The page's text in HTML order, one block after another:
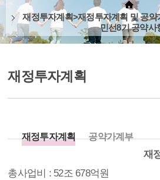
재정투자계획>재정투자계획 및 공
민선8기 공약사
재정투자계획
재정투자계획 공약가계부
재
총사업비 : 52조 678억원